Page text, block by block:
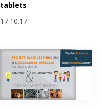
tablets
17.10.17